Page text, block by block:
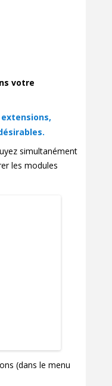
votre
simultanément
les modules
(dans le menu